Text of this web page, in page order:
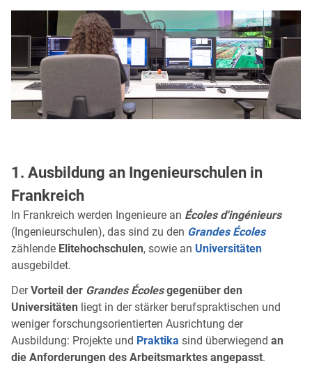
1. Ausbildung an Ingenieurschulen in
Frankreich
In Frankreich werden Ingenieure an Écoles d'ingénieurs
(Ingenieurschulen), das sind zu den Grandes Écoles
zählende Elitehochschulen, sowie an Universitäten
ausgebildet.
DerVorteil der Grandes Écoles gegenüber den
Universitäten liegt in der stärker berufspraktischen und
weniger forschungsorientierten Ausrichtung der
Ausbildung: Projekte und Praktika sind überwiegend an
die Anforderungen des Arbeitsmarktes angepasst.